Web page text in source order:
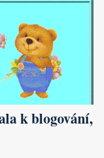
k blogování,